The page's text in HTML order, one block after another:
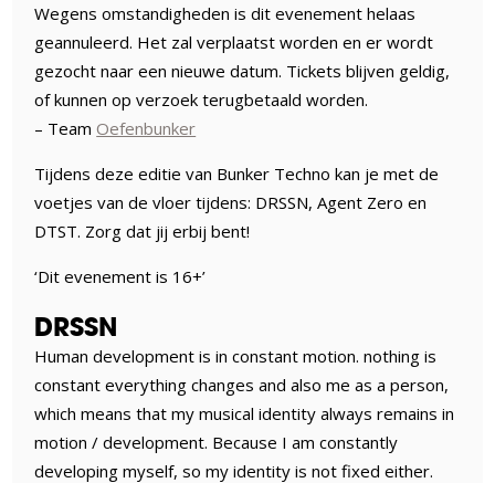
Wegens omstandigheden is dit evenement helaas
geannuleerd. Het zal verplaatst worden en er wordt
gezocht naar een nieuwe datum. Tickets blijven geldig,
of kunnen op verzoek terugbetaald worden.
– TeamOefenbunker
Tijdens deze editie van Bunker Techno kan je met de
voetjes van de vloer tijdens: DRSSN, Agent Zero en
DTST. Zorg dat jij erbij bent!
‘Dit evenement is 16+’
DRSSN
Human development is in constant motion. nothing is
constant everything changes and also me as a person,
which means that my musical identity always remains in
motion / development. Because I am constantly
developing myself, so my identity is not fixed either.